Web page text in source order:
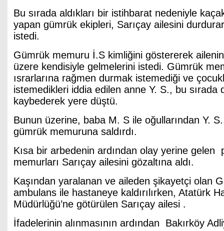
Bu sırada aldıkları bir istihbarat nedeniyle
yapan gümrük ekipleri, Sarıçay ailesini
istedi.
Gümrük memuru İ.S kimliğini göstererek
üzere kendisiyle gelmelerini istedi. Gümrük
ısrarlarına rağmen durmak istemediği ve
istemedikleri iddia edilen anne Y. S., bu sırada
kaybederek yere düştü.
Bunun üzerine, baba M. S ile oğullarından Y.
gümrük memuruna saldırdı.
Kısa bir arbedenin ardından olay yerine gelen
memurları Sarıçay ailesini gözaltına aldı.
Kaşından yaralanan ve aileden şikayetçi olan
ambulans ile hastaneye kaldırılırken, Atatürk
Müdürlüğü’ne götürülen Sarıçay ailesi .
İfadelerinin alınmasının ardından Bakırköy